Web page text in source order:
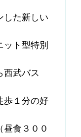
した新しい
ット型特別
西武バス
歩１分の好
昼食３００